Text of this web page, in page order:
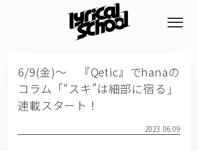
6/9(金)～ 『Qetic』でhanaの
コラム「“スキ”は細部に宿る」
連載スタート！
2023.06.09
PROFILE
SCHEDULE
GOODS